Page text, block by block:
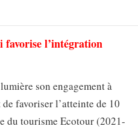
l’intégration
son engagement à
favoriser l’atteinte de 10
du tourisme Ecotour (2021-